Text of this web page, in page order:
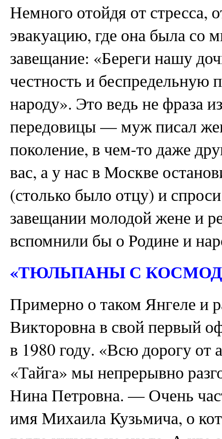
Немного отойдя от стресса,
эвакуацию, где она была со
завещание: «Береги нашу
честность и беспредельную
народу». Это ведь не фраза
передовицы — муж писал
поколение, в чем-то даже
вас, а у нас в Москве
(столько было отцу) и
завещании молодой жене и
вспомнили бы о Родине и
«ТЮЛЬПАНЫ С
Примерно о таком Янгеле и
Викторовна в свой первый
в 1980 году. «Всю дорогу от
«Тайга» мы непрерывно
Нина Петровна. — Очень
имя Михаила Кузьмича, о